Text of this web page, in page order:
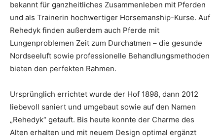
bekannt für ganzheitliches Zusammenleben mit Pferden
und als Trainerin hochwertiger Horsemanship-Kurse. Auf
Rehedyk finden außerdem auch Pferde mit
Lungenproblemen Zeit zum Durchatmen – die gesunde
Nordseeluft sowie professionelle Behandlungsmethoden
bieten den perfekten Rahmen.
Ursprünglich errichtet wurde der Hof 1898, dann 2012
liebevoll saniert und umgebaut sowie auf den Namen
„Rehedyk“ getauft. Bis heute konnte der Charme des
Alten erhalten und mit neuem Design optimal ergänzt